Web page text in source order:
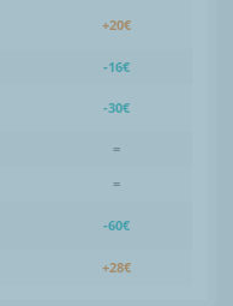
+20€
-16€
-30€
=
=
-60€
+28€